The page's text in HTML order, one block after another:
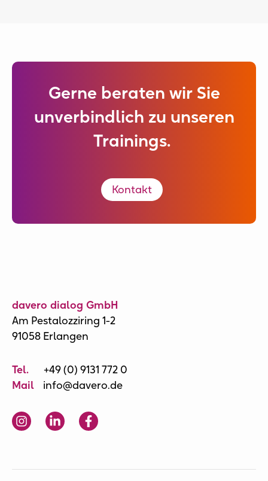
Gerne beraten wir Sie
unverbindlich zu unseren
Trainings.
Kontakt
davero dialog GmbH
Am Pestalozziring 1-2
91058 Erlangen
Tel. +49 (0) 9131 772 0
Mail info@davero.de